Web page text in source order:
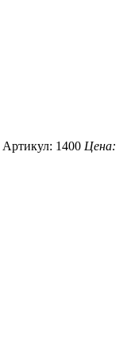
Артикул: 1400 Цена: